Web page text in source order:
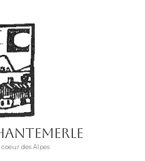
des Alpes